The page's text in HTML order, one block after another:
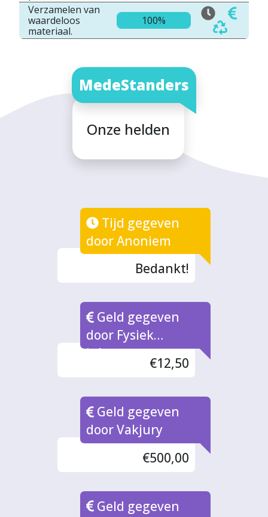
Verzamelen van
waardeloos
materiaal.
100%
MedeStanders
Onze helden
Tijd gegeven
door Anoniem
Bedankt!
Geld gegeven
door Fysiek
inleverpunt
€12,50
Geld gegeven
door Vakjury
€500,00
Geld gegeven